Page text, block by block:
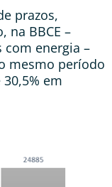
prazos,
na BBCE –
energia –
mesmo período
em